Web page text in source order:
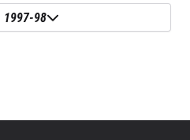
1997-98